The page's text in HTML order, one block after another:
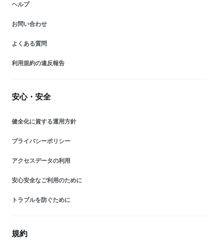
ヘルプ
お問い合わせ
よくある質問
利用規約の違反報告
安心・安全
健全化に資する運用方針
プライバシーポリシー
アクセスデータの利用
安心安全なご利用のために
トラブルを防ぐために
規約